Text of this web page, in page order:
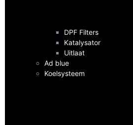
DPF Filters
Katalysator
Uitlaat
Ad blue
Koelsysteem